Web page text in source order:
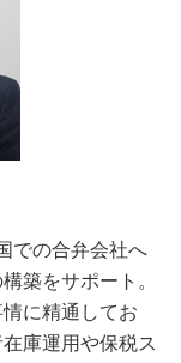
での合弁会社へ
築をサポート。
に精通してお
庫運用や保税ス